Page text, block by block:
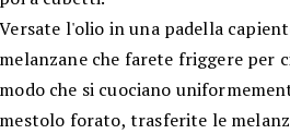
Versate l'olio in una padella
melanzane che farete friggere
modo che si cuociano
mestolo forato, trasferite le